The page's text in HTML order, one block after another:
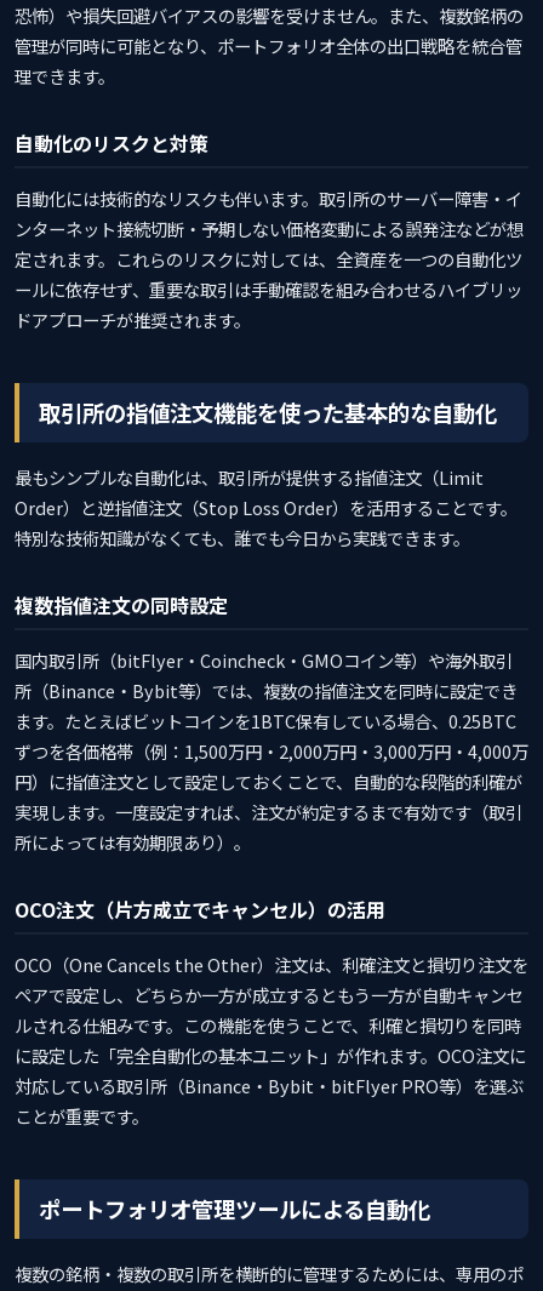
恐怖）や損失回避バイアスの影響を受けません。また、複数銘柄の
管理が同時に可能となり、ポートフォリオ全体の出口戦略を統合管
理できます。
自動化のリスクと対策
自動化には技術的なリスクも伴います。取引所のサーバー障害・イ
ンターネット接続切断・予期しない価格変動による誤発注などが想
定されます。これらのリスクに対しては、全資産を一つの自動化ツ
ールに依存せず、重要な取引は手動確認を組み合わせるハイブリッ
ドアプローチが推奨されます。
取引所の指値注文機能を使った基本的な自動化
最もシンプルな自動化は、取引所が提供する指値注文（Limit
Order）と逆指値注文（Stop Loss Order）を活用することです。
特別な技術知識がなくても、誰でも今日から実践できます。
複数指値注文の同時設定
国内取引所（bitFlyer・Coincheck・GMOコイン等）や海外取引
所（Binance・Bybit等）では、複数の指値注文を同時に設定でき
ます。たとえばビットコインを1BTC保有している場合、0.25BTC
ずつを各価格帯（例：1,500万円・2,000万円・3,000万円・4,000万
円）に指値注文として設定しておくことで、自動的な段階的利確が
実現します。一度設定すれば、注文が約定するまで有効です（取引
所によっては有効期限あり）。
OCO注文（片方成立でキャンセル）の活用
OCO（One Cancels the Other）注文は、利確注文と損切り注文を
ペアで設定し、どちらか一方が成立するともう一方が自動キャンセ
ルされる仕組みです。この機能を使うことで、利確と損切りを同時
に設定した「完全自動化の基本ユニット」が作れます。OCO注文に
対応している取引所（Binance・Bybit・bitFlyer PRO等）を選ぶ
ことが重要です。
ポートフォリオ管理ツールによる自動化
複数の銘柄・複数の取引所を横断的に管理するためには、専用のポ